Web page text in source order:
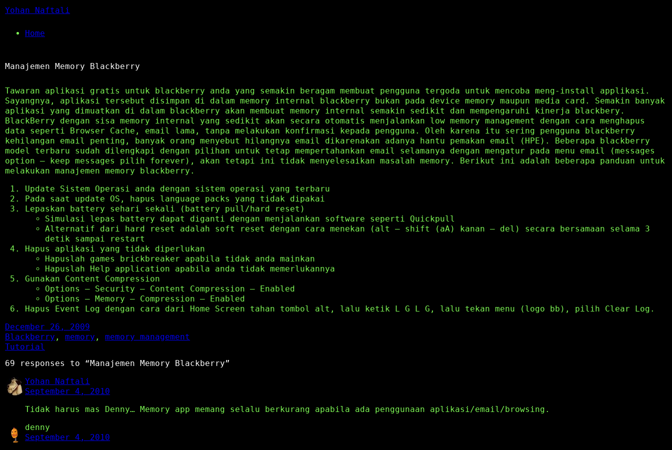
Yohan Naftali
Home
Manajemen Memory Blackberry
Tawaran aplikasi gratis untuk blackberry anda yang semakin beragam membuat pengguna tergoda untuk mencoba meng-install applikasi.
Sayangnya, aplikasi tersebut disimpan di dalam memory internal blackberry bukan pada device memory maupun media card. Semakin banyak
aplikasi yang dimuatkan di dalam blackberry akan membuat memory internal semakin sedikit dan mempengaruhi kinerja blackbery.
BlackBerry dengan sisa memory internal yang sedikit akan secara otomatis menjalankan low memory management dengan cara menghapus
data seperti Browser Cache, email lama, tanpa melakukan konfirmasi kepada pengguna. Oleh karena itu sering pengguna blackberry
kehilangan email penting, banyak orang menyebut hilangnya email dikarenakan adanya hantu pemakan email (HPE). Beberapa blackberry
model terbaru sudah dilengkapi dengan pilihan untuk tetap mempertahankan email selamanya dengan mengatur pada menu email (messages
option – keep messages pilih forever), akan tetapi ini tidak menyelesaikan masalah memory. Berikut ini adalah beberapa panduan untuk
melakukan manajemen memory blackberry.
Update Sistem Operasi anda dengan sistem operasi yang terbaru
Pada saat update OS, hapus language packs yang tidak dipakai
Lepaskan battery sehari sekali (battery pull/hard reset)
Simulasi lepas battery dapat diganti dengan menjalankan software seperti Quickpull
Alternatif dari hard reset adalah soft reset dengan cara menekan (alt – shift (aA) kanan – del) secara bersamaan selama 3
detik sampai restart
Hapus aplikasi yang tidak diperlukan
Hapuslah games brickbreaker apabila tidak anda mainkan
Hapuslah Help application apabila anda tidak memerlukannya
Gunakan Content Compression
Options – Security – Content Compression – Enabled
Options – Memory – Compression – Enabled
Hapus Event Log dengan cara dari Home Screen tahan tombol alt, lalu ketik L G L G, lalu tekan menu (logo bb), pilih Clear Log.
December 26, 2009
Blackberry , memory , memory management
Tutorial
69 responses to “Manajemen Memory Blackberry”
Yohan Naftali
September 4, 2010
Tidak harus mas Denny… Memory app memang selalu berkurang apabila ada penggunaan aplikasi/email/browsing.
denny
September 4, 2010